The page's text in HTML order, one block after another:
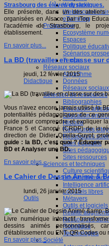
Web radio
eTwinning
Prospective
Ecosystème
Espaces
Politique
Scénarios
Temps
Réseaux sociaux
Algorithme
Données
Réseaux
Sélection de ressources
Bibliographies
Education
Education
Histoire
Ressources
Ressources
Sites éducatifs
Sites
Sites ressources
Sciences et techniques
Culture
Développement
Intelligence
Logiciels libres
Métavers
Outils et logiciels
Réalité
Ressources
Robotique
Technologies
Société
Strasbourg des élèves dyslexiques.
Elle présente, dans un des ateliers
organisées en Alsace, par iTop
l'académie de Strasbourg, le
établissement.
En savoir plus...
La BD (travailler en classe sur
jeudi, 12 février 2015
Didactique
Vous n'avez encore jamais utilisé la
potentialités pédagogiques de ce
guide pour comprendre et expliquer
France 5 et Canopé (CRDP) de la
direction de Didier Quella-Guyot,
guide : la BD, c'est quoi ? Éduquer
BD et Analyser une BD.
En savoir plus...
Le Cahier de Dessin Animé &
lundi, 26 janvier 2015
Outils
Livre numérique interactif,
dessins animés personnalisés,
d'établissement ou ENT, QR Codes ou
En savoir plus...